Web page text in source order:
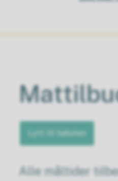
Lytt til teksten
Alle måltider